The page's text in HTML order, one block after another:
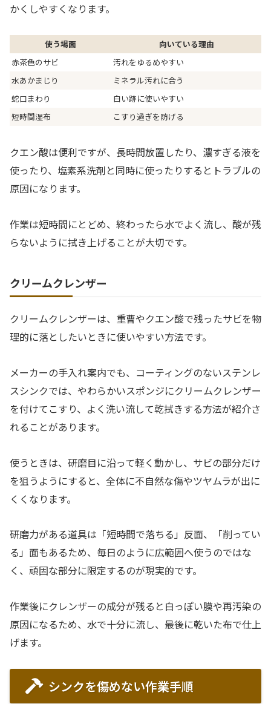
かくしやすくなります。
使う場面
向いている理由
赤茶色のサビ
汚れをゆるめやすい
水あかまじり
ミネラル汚れに合う
蛇口まわり
白い跡に使いやすい
短時間湿布
こすり過ぎを防げる
クエン酸は便利ですが、長時間放置したり、濃すぎる液を
使ったり、塩素系洗剤と同時に使ったりするとトラブルの
原因になります。
作業は短時間にとどめ、終わったら水でよく流し、酸が残
らないように拭き上げることが大切です。
クリームクレンザー
クリームクレンザーは、重曹やクエン酸で残ったサビを物
理的に落としたいときに使いやすい方法です。
メーカーの手入れ案内でも、コーティングのないステンレ
スシンクでは、やわらかいスポンジにクリームクレンザー
を付けてこすり、よく洗い流して乾拭きする方法が紹介さ
れることがあります。
使うときは、研磨目に沿って軽く動かし、サビの部分だけ
を狙うようにすると、全体に不自然な傷やツヤムラが出に
くくなります。
研磨力がある道具は「短時間で落ちる」反面、「削ってい
る」面もあるため、毎日のように広範囲へ使うのではな
く、頑固な部分に限定するのが現実的です。
作業後にクレンザーの成分が残ると白っぽい膜や再汚染の
原因になるため、水で十分に流し、最後に乾いた布で仕上
げます。
シンクを傷めない作業手順